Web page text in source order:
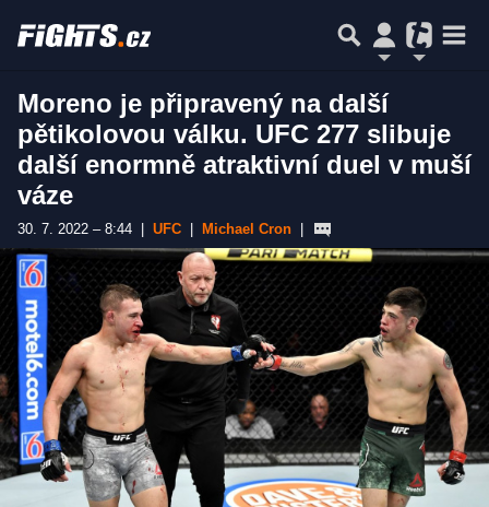
Moreno je připravený na další
pětikolovou válku. UFC 277 slibuje
další enormně atraktivní duel v muší
váze
30. 7. 2022 – 8:44 UFC Michael Cron